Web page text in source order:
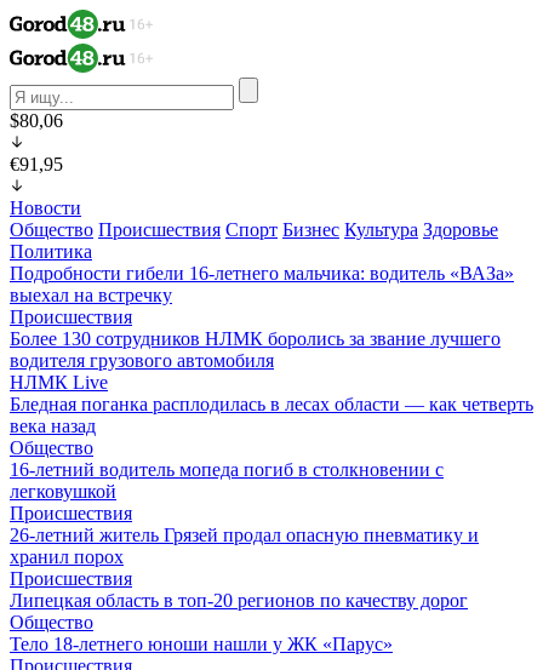
$80,06
€91,95
Новости
Общество Происшествия Спорт Бизнес Культура Здоровье
Политика
Подробности гибели 16-летнего мальчика: водитель «ВАЗа»
выехал на встречку
Происшествия
Более 130 сотрудников НЛМК боролись за звание лучшего
водителя грузового автомобиля
НЛМК Live
Бледная поганка расплодилась в лесах области — как четверть
века назад
Общество
16-летний водитель мопеда погиб в столкновении с
легковушкой
Происшествия
26-летний житель Грязей продал опасную пневматику и
хранил порох
Происшествия
Липецкая область в топ-20 регионов по качеству дорог
Общество
Тело 18-летнего юноши нашли у ЖК «Парус»
Происшествия